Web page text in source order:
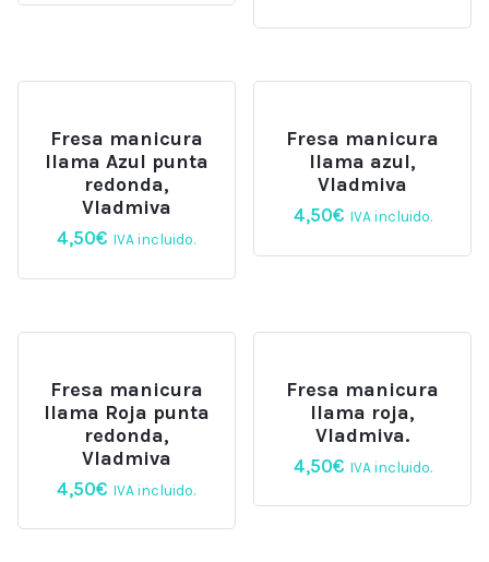
Fresa manicura
llama Azul punta
redonda,
Vladmiva
4,50€ IVA incluido.
Fresa manicura
llama azul,
Vladmiva
4,50€ IVA incluido.
Fresa manicura
llama Roja punta
redonda,
Vladmiva
4,50€ IVA incluido.
Fresa manicura
llama roja,
Vladmiva.
4,50€ IVA incluido.